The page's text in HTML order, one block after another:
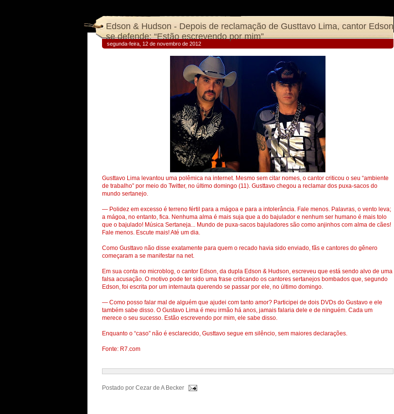
Edson & Hudson - Depois de reclamação de Gusttavo Lima, cantor Edson
se defende: “Estão escrevendo por mim”
segunda-feira, 12 de novembro de 2012
Gusttavo Lima levantou uma polêmica na internet. Mesmo sem citar nomes, o cantor criticou o seu “ambiente
de trabalho” por meio do Twitter, no último domingo (11). Gusttavo chegou a reclamar dos puxa-sacos do
mundo sertanejo.
— Polidez em excesso é terreno fértil para a mágoa e para a intolerância. Fale menos. Palavras, o vento leva;
a mágoa, no entanto, fica. Nenhuma alma é mais suja que a do bajulador e nenhum ser humano é mais tolo
que o bajulado! Música Sertaneja... Mundo de puxa-sacos bajuladores são como anjinhos com alma de cães!
Fale menos. Escute mais! Até um dia.
Como Gusttavo não disse exatamente para quem o recado havia sido enviado, fãs e cantores do gênero
começaram a se manifestar na net.
Em sua conta no microblog, o cantor Edson, da dupla Edson & Hudson, escreveu que está sendo alvo de uma
falsa acusação. O motivo pode ter sido uma frase criticando os cantores sertanejos bombados que, segundo
Edson, foi escrita por um internauta querendo se passar por ele, no último domingo.
— Como posso falar mal de alguém que ajudei com tanto amor? Participei de dois DVDs do Gustavo e ele
também sabe disso. O Gustavo Lima é meu irmão há anos, jamais falaria dele e de ninguém. Cada um
merece o seu sucesso. Estão escrevendo por mim, ele sabe disso.
Enquanto o “caso” não é esclarecido, Gusttavo segue em silêncio, sem maiores declarações.
Fonte: R7.com
Postado por Cezar de A Becker